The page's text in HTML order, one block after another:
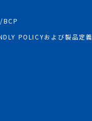
BCP
POLICYおよび製品定義